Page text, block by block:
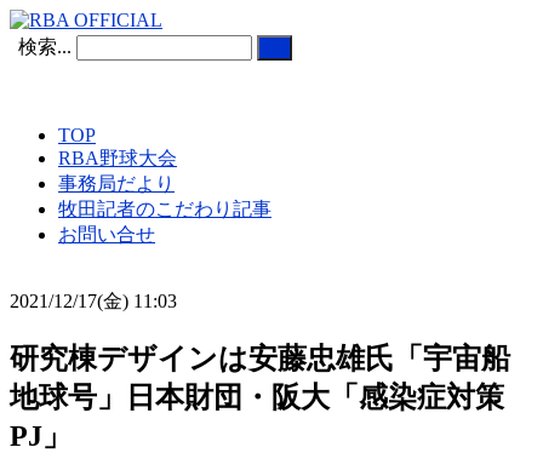
検索...
TOP
RBA野球大会
事務局だより
牧田記者のこだわり記事
お問い合せ
2021/12/17(金) 11:03
研究棟デザインは安藤忠雄氏「宇宙船
地球号」日本財団・阪大「感染症対策
PJ」